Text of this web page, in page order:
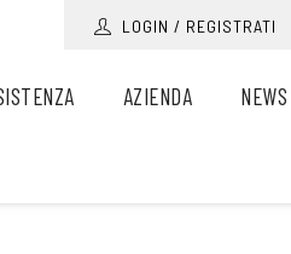
LOGIN / REGISTRATI
AZIENDA NEWS